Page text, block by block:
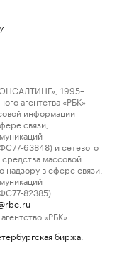
1995–
агентства «РБК»
информации
связи,
63848) и сетевого
массовой
в сфере связи,
82385)
«РБК».
биржа